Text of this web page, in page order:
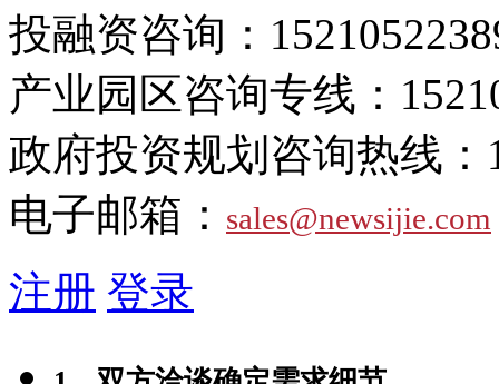
投融资咨询：
产业园区咨询专线：
政府投资规划咨询热线：
电子邮箱： sales@newsijie.com
注册 登录